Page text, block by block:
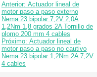
Anterior: Actuador lineal de
motor paso a paso externo
Nema 23 bipolar 7,2V 2,0A
1,2Nm 1,8 grados 2A Tornillo de
plomo 200 mm 4 cables
Próximo: Actuador lineal de
motor paso a paso no cautivo
Nema 23 bipolar 1,2Nm 2A 7,2V
4 cables